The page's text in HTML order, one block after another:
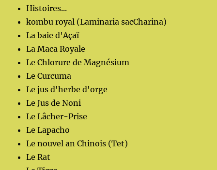
Histoires...
kombu royal (Laminaria sacCharina)
La baie d'Açaï
La Maca Royale
Le Chlorure de Magnésium
Le Curcuma
Le jus d'herbe d'orge
Le Jus de Noni
Le Lâcher-Prise
Le Lapacho
Le nouvel an Chinois (Tet)
Le Rat